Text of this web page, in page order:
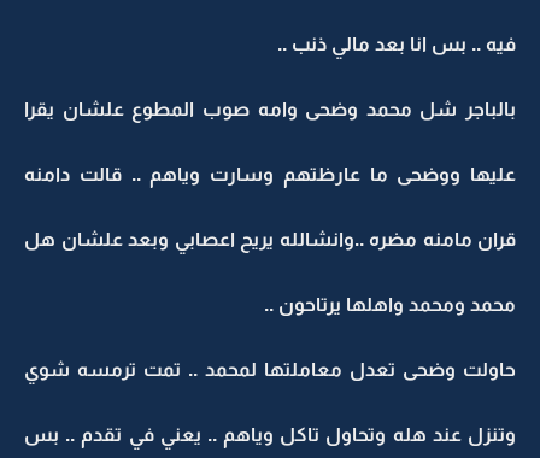
فيه .. بس انا بعد مالي ذنب ..
بالباجر شل محمد وضحى وامه صوب المطوع علشان يقرا
عليها ووضحى ما عارظتهم وسارت وياهم .. قالت دامنه
قران مامنه مضره ..وانشالله يريح اعصابي وبعد علشان هل
محمد ومحمد واهلها يرتاحون ..
حاولت وضحى تعدل معاملتها لمحمد .. تمت ترمسه شوي
وتنزل عند هله وتحاول تاكل وياهم .. يعني في تقدم .. بس